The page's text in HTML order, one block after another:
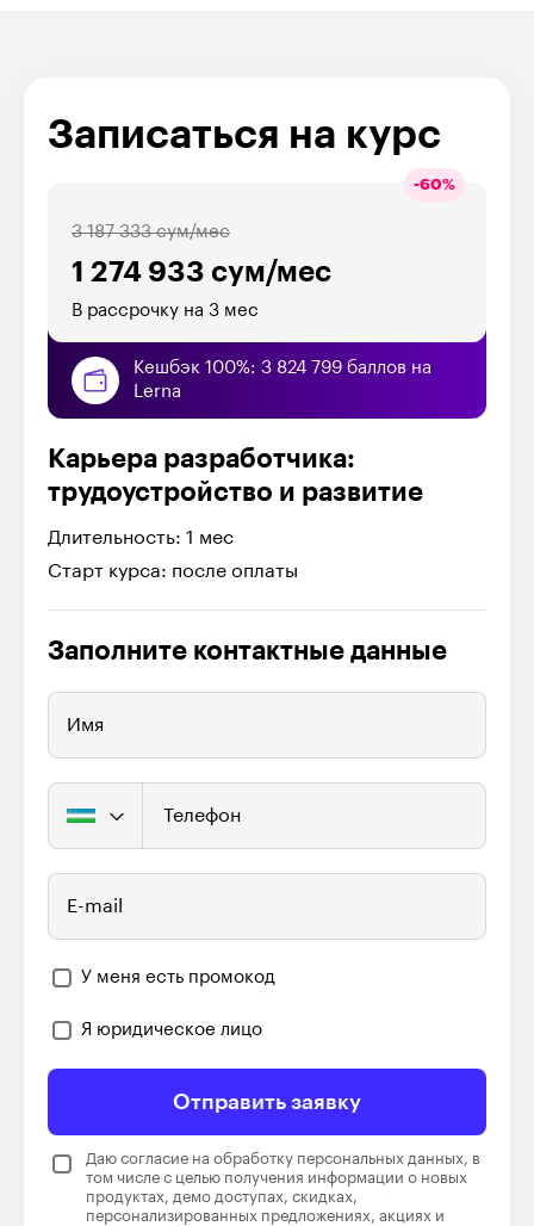
Записаться на курс
-60%
1 274 933 сум/мес
3 187 333 сум/мес
В рассрочку на 3 мес
Кешбэк 100%: 3 824 799 баллов на
Lerna
Карьера разработчика:
трудоустройство и развитие
Длительность: 1 мес
Старт курса: после оплаты
Заполните контактные данные
Имя
Телефон
E-mail
У меня есть промокод
Я юридическое лицо
Отправить заявку
Даю согласие на обработку персональных данных, в
том числе с целью получения информации о новых
продуктах, демо доступах, скидках,
персонализированных предложениях, акциях и